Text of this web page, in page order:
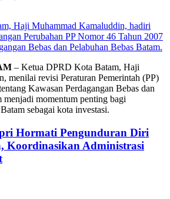
Haji Muhammad Kamaluddin, hadiri
Perubahan PP Nomor 46 Tahun 2007
Bebas dan Pelabuhan Bebas Batam.
– Ketua DPRD Kota Batam, Haji
menilai revisi Peraturan Pemerintah (PP)
Kawasan Perdagangan Bebas dan
menjadi momentum penting bagi
sebagai kota investasi.
Hormati Pengunduran Diri
Koordinasikan Administrasi